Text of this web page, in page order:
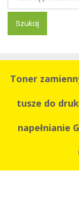
Szukaj
Toner
tusze do
napełnianie